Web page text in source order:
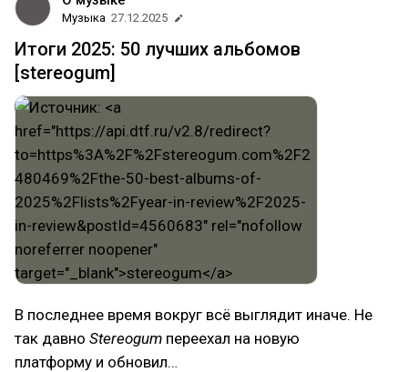
Музыка 27.12.2025
Итоги 2025: 50 лучших альбомов
[stereogum]
В последнее время вокруг всё выглядит иначе. Не
так давно Stereogum переехал на новую
платформу и обновил…